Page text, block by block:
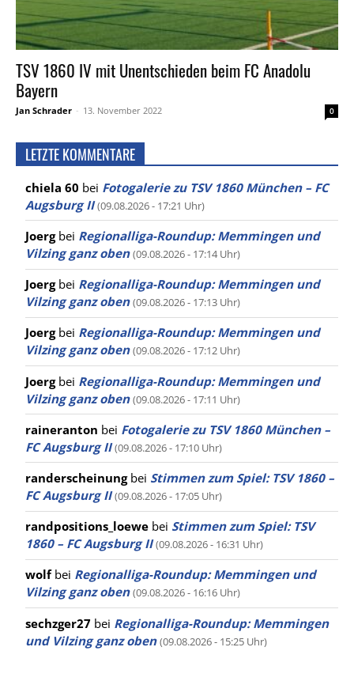
TSV 1860 IV mit Unentschieden beim FC Anadolu
Bayern
Jan Schrader - 13. November 2022 0
LETZTE KOMMENTARE
chiela 60 bei Fotogalerie zu TSV 1860 München – FC
Augsburg II (09.08.2026 - 17:21 Uhr)
Joergbei Regionalliga-Roundup: Memmingen und
Vilzing ganz oben (09.08.2026 - 17:14 Uhr)
Joergbei Regionalliga-Roundup: Memmingen und
Vilzing ganz oben (09.08.2026 - 17:13 Uhr)
Joergbei Regionalliga-Roundup: Memmingen und
Vilzing ganz oben (09.08.2026 - 17:12 Uhr)
Joergbei Regionalliga-Roundup: Memmingen und
Vilzing ganz oben (09.08.2026 - 17:11 Uhr)
raineranton bei Fotogalerie zu TSV 1860 München –
FC Augsburg II (09.08.2026 - 17:10 Uhr)
randerscheinungbei Stimmen zum Spiel: TSV 1860 –
FC Augsburg II (09.08.2026 - 17:05 Uhr)
randpositions_loewe bei Stimmen zum Spiel: TSV
1860 – FC Augsburg II (09.08.2026 - 16:31 Uhr)
wolfbei Regionalliga-Roundup: Memmingen und
Vilzing ganz oben (09.08.2026 - 16:16 Uhr)
sechzger27 bei Regionalliga-Roundup: Memmingen
und Vilzing ganz oben (09.08.2026 - 15:25 Uhr)